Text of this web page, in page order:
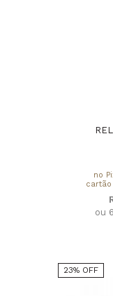
no
cartão
ou
23% OFF